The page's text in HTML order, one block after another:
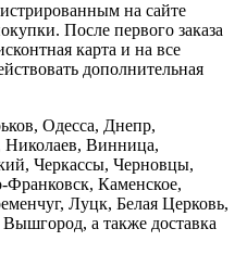
на сайте
После первого заказа
карта и на все
дополнительная
Одесса, Днепр,
Николаев, Винница,
Черкассы, Черновцы,
Каменское,
Луцк, Белая Церковь,
а также доставка